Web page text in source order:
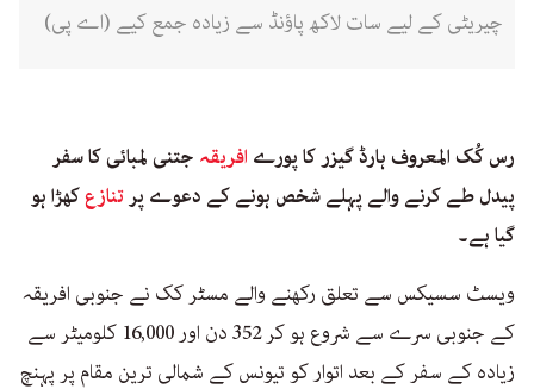
چیریٹی کے لیے سات لاکھ پاؤنڈ سے زیادہ جمع کیے (اے پی)
رس کُک المعروف ہارڈ گیزر کا پورے افریقہ جتنی لمبائی کا سفر
پیدل طے کرنے والے پہلے شخص ہونے کے دعوے پر تنازعکھڑا ہو
گیا ہے۔
ویسٹ سسیکس سے تعلق رکھنے والے مسٹر کک نے جنوبی افریقہ
کے جنوبی سرے سے شروع ہو کر 352 دن اور 16,000 کلومیٹر سے
زیادہ کے سفر کے بعد اتوار کو تیونس کے شمالی ترین مقام پر پہنچ